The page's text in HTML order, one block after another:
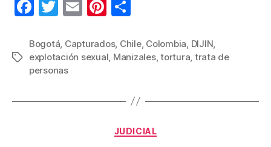
F
c
e
o
T
tt
er
E
ail
Pi
er
e
m
p
tir
Etiquetas
Bogotá, Capturados, Chile, Colombia, DIJIN,
explotación sexual, Manizales,tortura, trata de
personas
Categorías
JUDICIAL